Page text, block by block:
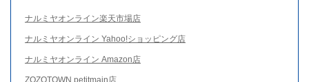
ナルミヤオンライン楽天市場店
ナルミヤオンライン Yahoo!ショッピング店
ナルミヤオンライン Amazon店
ZOZOTOWN petitmain店